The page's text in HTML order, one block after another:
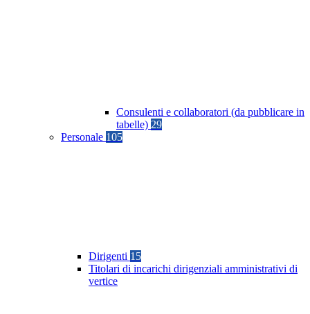
Consulenti e collaboratori (da pubblicare in
tabelle) 29
Personale 105
Dirigenti 15
Titolari di incarichi dirigenziali amministrativi di
vertice